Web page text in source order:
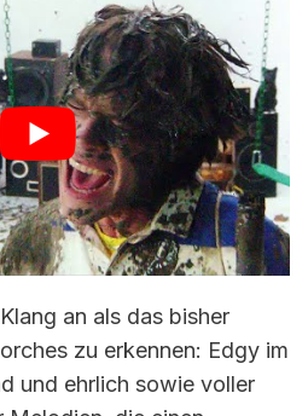
an als das bisher
zu erkennen: Edgy im
und ehrlich sowie voller